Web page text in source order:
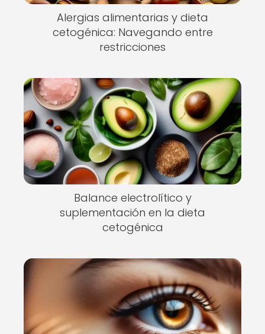
Alergias alimentarias y dieta
cetogénica: Navegando entre
restricciones
Balance electrolítico y
suplementación en la dieta
cetogénica